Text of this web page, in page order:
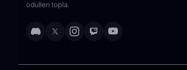
ödülleri topla.